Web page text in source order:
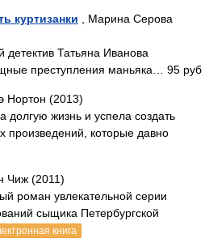
куртизанки , Марина Серова
Татьяна Иванова
преступления маньяка… 95 руб
Нортон (2013)
долгую жизнь и успела создать
произведений, которые давно
Чиж (2011)
роман увлекательной серии
сыщика Петербургской
книга